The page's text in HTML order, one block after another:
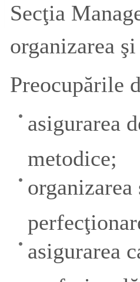
Secţia
organizarea
Preocupările
asigurarea
metodice;
asigurarea